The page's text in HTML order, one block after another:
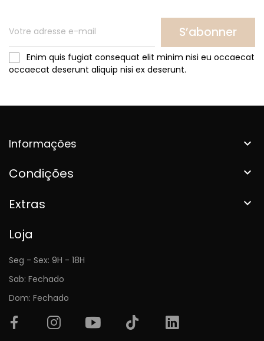
S’abonner
Enim quis fugiat consequat elit minim nisi eu occaecat
occaecat deserunt aliquip nisi ex deserunt.
Informações 
Condições 
Extras 
Loja
Seg - Sex: 9H - 18H
Sab: Fechado
Dom: Fechado